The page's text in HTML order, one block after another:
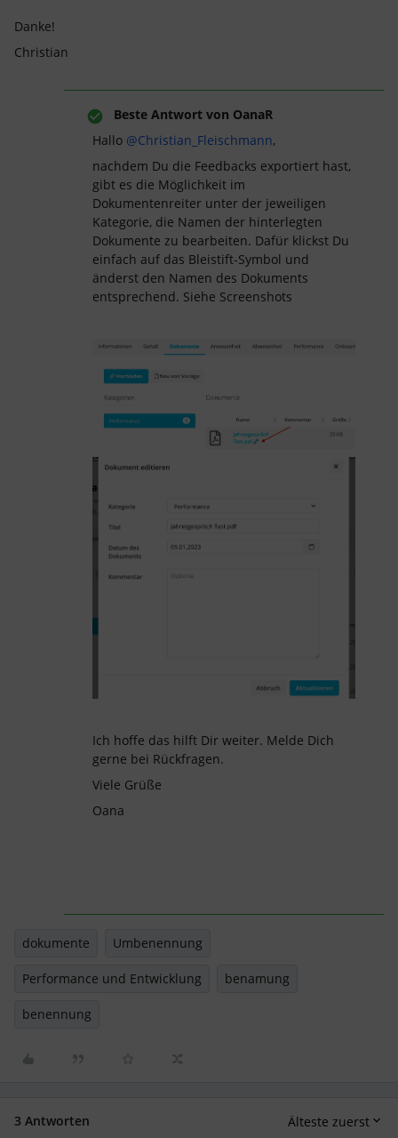
Danke!
Christian
Beste Antwort von OanaR
Hallo @Christian_Fleischmann,
nachdem Du die Feedbacks exportiert hast,
gibt es die Möglichkeit im
Dokumentenreiter unter der jeweiligen
Kategorie, die Namen der hinterlegten
Dokumente zu bearbeiten. Dafür klickst Du
einfach auf das Bleistift-Symbol und
änderst den Namen des Dokuments
entsprechend. Siehe Screenshots
Ich hoffe das hilft Dir weiter. Melde Dich
gerne bei Rückfragen.
Viele Grüße
Oana
dokumente Umbenennung
Performance und Entwicklung benamung
benennung
3 Antworten Älteste zuerst